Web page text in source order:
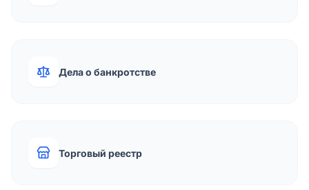
Дела о банкротстве
Торговый реестр